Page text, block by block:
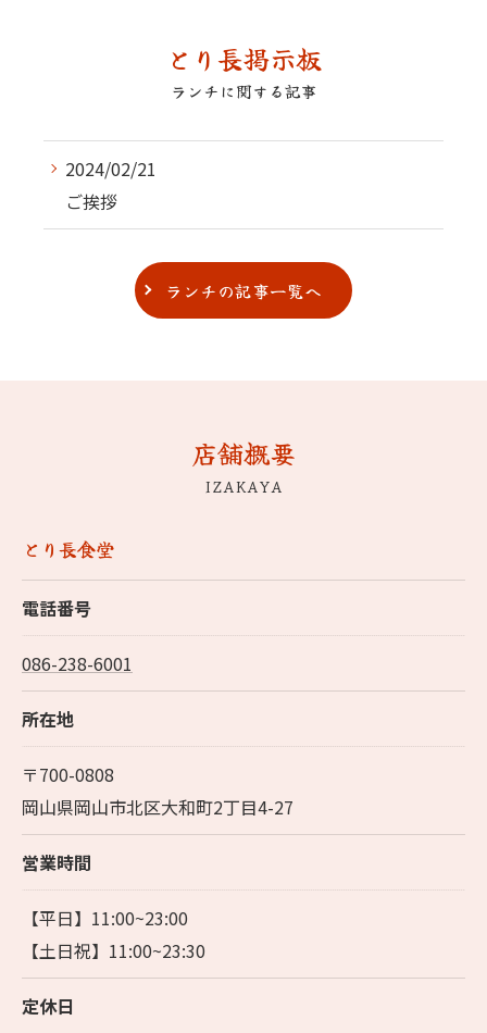
とり長掲示板
ランチに関する記事
2024/02/21
ご挨拶
ランチの記事一覧へ
店舗概要
IZAKAYA
とり長食堂
電話番号
086-238-6001
所在地
〒700-0808
岡山県岡山市北区大和町2丁目4-27
営業時間
【平日】11:00~23:00
【土日祝】11:00~23:30
定休日